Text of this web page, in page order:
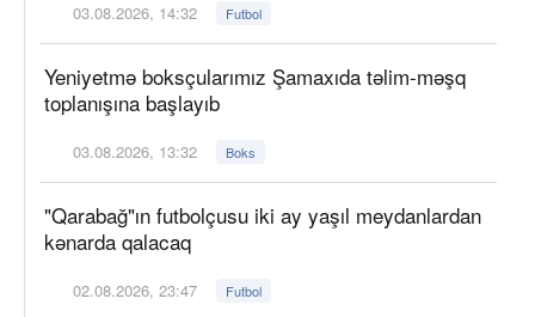
03.08.2026, 14:32 Futbol
Yeniyetmə boksçularımız Şamaxıda təlim-məşq
toplanışına başlayıb
03.08.2026, 13:32 Boks
"Qarabağ"ın futbolçusu iki ay yaşıl meydanlardan
kənarda qalacaq
02.08.2026, 23:47 Futbol